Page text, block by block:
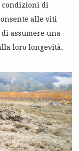
condizioni di
alle viti
assumere una
loro longevità.